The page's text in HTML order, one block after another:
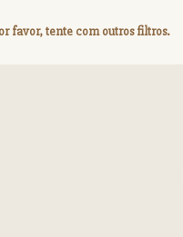
favor, tente com outros filtros.